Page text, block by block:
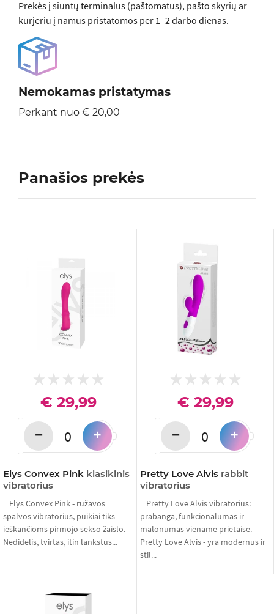
Prekės į siuntų terminalus (paštomatus), pašto skyrių ar
kurjeriu į namus pristatomos per 1–2 darbo dienas.
Nemokamas pristatymas
Perkant nuo € 20,00
Panašios prekės
Elys Convex Pink klasikinis
vibratorius
€ 29,99
− +
Elys Convex Pink - ružavos
spalvos vibratorius, puikiai tiks
ieškančioms pirmojo sekso žaislo.
Nedidelis, tvirtas, itin lankstus...
Pretty Love Alvis rabbit
vibratorius
€ 29,99
− +
Pretty Love Alvis vibratorius:
prabanga, funkcionalumas ir
malonumas viename prietaise.
Pretty Love Alvis - yra modernus ir
stil...